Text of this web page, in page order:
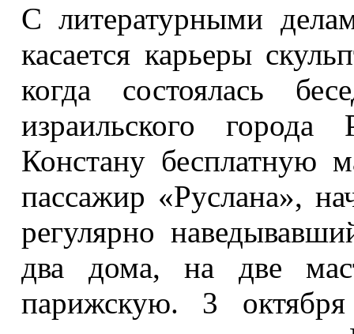
С литературными
касается карьеры
когда состоялась
израильского
Констану бесплатную
пассажир «Руслана»,
регулярно
два дома, на две
парижскую. 3